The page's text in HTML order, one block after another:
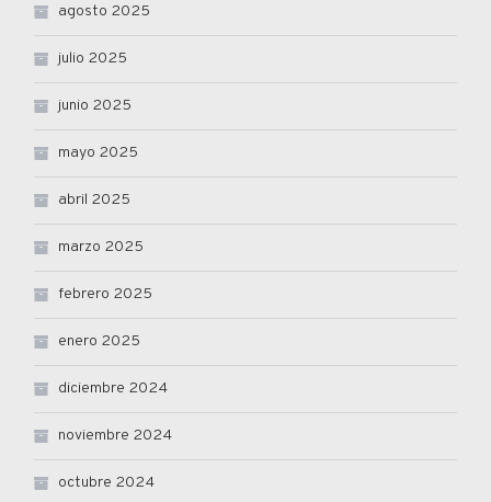
agosto 2025
julio 2025
junio 2025
mayo 2025
abril 2025
marzo 2025
febrero 2025
enero 2025
diciembre 2024
noviembre 2024
octubre 2024